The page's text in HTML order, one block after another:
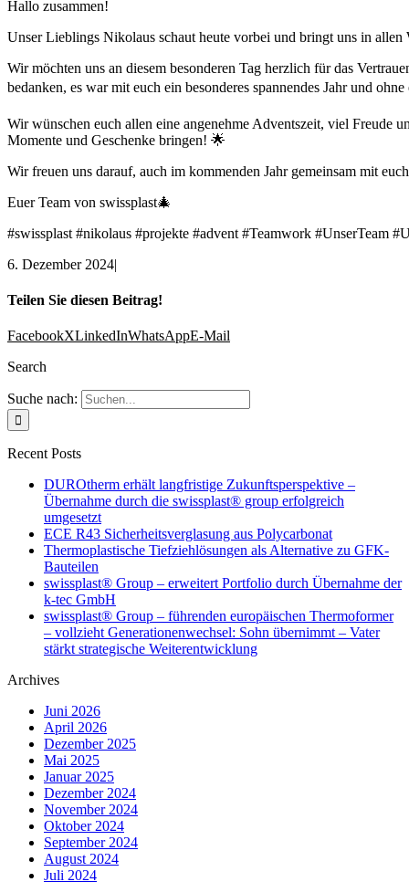
Hallo zusammen!
Unser Lieblings Nikolaus schaut heute vorbei und bringt uns in
Wir möchten uns an diesem besonderen Tag herzlich für das
bedanken, es war mit euch ein besonderes spannendes Jahr und
Wir wünschen euch allen eine angenehme Adventszeit, viel Freude
Momente und Geschenke bringen! 🌟
Wir freuen uns darauf, auch im kommenden Jahr gemeinsam mit
Euer Team von swissplast🎄
#swissplast #nikolaus #projekte #advent #Teamwork #UnserTeam
6. Dezember 2024|
Teilen Sie diesen Beitrag!
FacebookXLinkedInWhatsAppE-Mail
Search
Suche nach:
Recent Posts
DUROtherm erhält langfristige Zukunftsperspektive –
Übernahme durch die swissplast® group erfolgreich
umgesetzt
ECE R43 Sicherheitsverglasung aus Polycarbonat
Thermoplastische Tiefziehlösungen als Alternative zu GFK-
Bauteilen
swissplast® Group – erweitert Portfolio durch Übernahme der
k-tec GmbH
swissplast® Group – führenden europäischen Thermoformer
– vollzieht Generationenwechsel: Sohn übernimmt – Vater
stärkt strategische Weiterentwicklung
Archives
Juni 2026
April 2026
Dezember 2025
Mai 2025
Januar 2025
Dezember 2024
November 2024
Oktober 2024
September 2024
August 2024
Juli 2024